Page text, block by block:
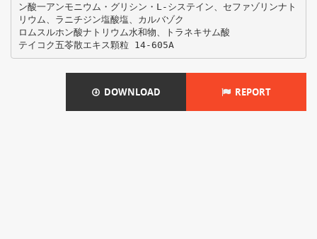
ン酸一アンモニウム・グリシン・L-システイン、セファゾリンナト
リウム、ラニチジン塩酸塩、カルバゾク
ロムスルホン酸ナトリウム水和物、トラネキサム酸
DOWNLOAD REPORT